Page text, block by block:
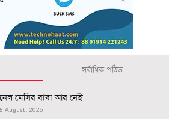
সর্বাধিক পঠিত
মেসির বাবা আর নেই
8 August, 2026